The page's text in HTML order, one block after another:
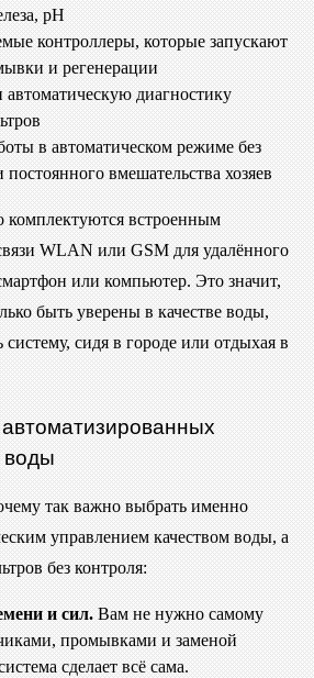
pH
контроллеры, которые запускают
и регенерации
диагностику
в автоматическом режиме без
постоянного вмешательства хозяев
комплектуются встроенным
WLAN или GSM для удалённого
или компьютер. Это значит,
быть уверены в качестве воды,
сидя в городе или отдыхая в
воды
так важно выбрать именно
управлением качеством воды, а
без контроля:
и сил. Вам не нужно самому
промывками и заменой
сделает всё сама.